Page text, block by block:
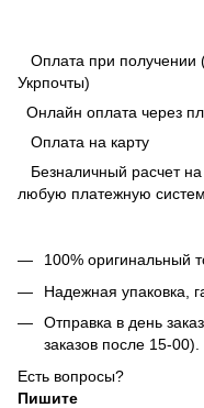
Оплата при получении
Укрпочты)
Онлайн оплата через
Оплата на карту
Безналичный расчет на
любую платежную
100% оригинальный
Надежная упаковка,
Отправка в день
заказов после 15-00).
Есть вопросы?
Пишите